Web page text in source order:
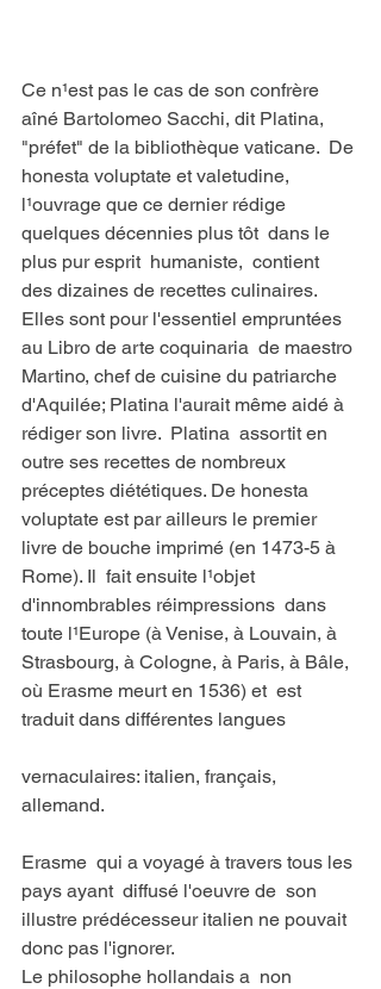
Ce n¹est pas le cas de son confrère
aîné Bartolomeo Sacchi, dit Platina,
"préfet" de la bibliothèque vaticane.  De
honesta voluptate et valetudine,
l¹ouvrage que ce dernier rédige
quelques décennies plus tôt  dans le
plus pur esprit  humaniste,  contient
des dizaines de recettes culinaires.
Elles sont pour l'essentiel empruntées
au Libro de arte coquinaria  de maestro
Martino, chef de cuisine du patriarche
d'Aquilée; Platina l'aurait même aidé à
rédiger son livre.  Platina  assortit en
outre ses recettes de nombreux
préceptes diététiques. De honesta
voluptate est par ailleurs le premier
livre de bouche imprimé (en 1473-5 à
Rome). Il  fait ensuite l¹objet
d'innombrables réimpressions  dans
toute l¹Europe (à Venise, à Louvain, à
Strasbourg, à Cologne, à Paris, à Bâle,
où Erasme meurt en 1536) et  est
traduit dans différentes langues
vernaculaires: italien, français,
allemand.
Erasme  qui a voyagé à travers tous les
pays ayant  diffusé l'oeuvre de  son
illustre prédécesseur italien ne pouvait
donc pas l'ignorer.
Le philosophe hollandais a  non